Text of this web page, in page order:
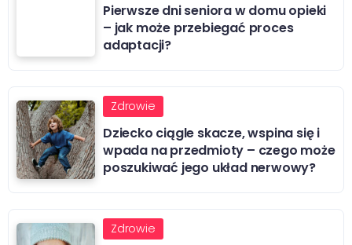
Pierwsze dni seniora w domu opieki
– jak może przebiegać proces
adaptacji?
Zdrowie
Dziecko ciągle skacze, wspina się i
wpada na przedmioty – czego może
poszukiwać jego układ nerwowy?
Zdrowie